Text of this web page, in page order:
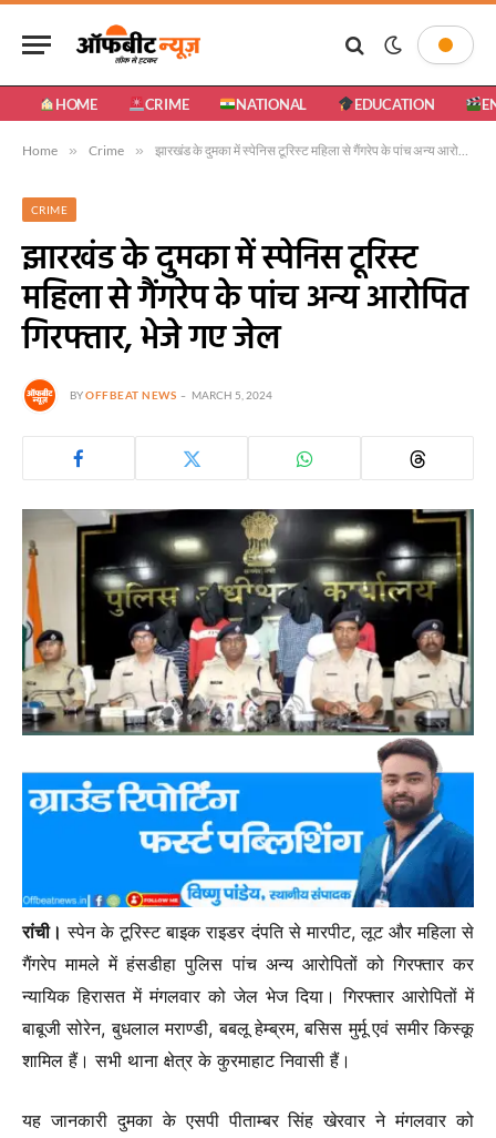
HOME CRIME NATIONAL EDUCATION
Home » Crime » झारखंड के दुमका में स्पेनिस टूरिस्ट महिला से गैंगरेप के पांच अन्य आरोपित गिरफ्तार, भेजे गए जेल
CRIME
झारखंड के दुमका में स्पेनिस टूरिस्ट
महिला से गैंगरेप के पांच अन्य आरोपित
गिरफ्तार, भेजे गए जेल
BYOFFBEAT NEWS MARCH 5, 2024
रांची। स्पेन के टूरिस्ट बाइक राइडर दंपति से मारपीट, लूट और महिला से
गैंगरेप मामले में हंसडीहा पुलिस पांच अन्य आरोपितों को गिरफ्तार कर
न्यायिक हिरासत में मंगलवार को जेल भेज दिया। गिरफ्तार आरोपितों में
बाबूजी सोरेन, बुधलाल मराण्डी, बबलू हेम्ब्रम, बसिस मुर्मू एवं समीर किस्कू
शामिल हैं। सभी थाना क्षेत्र के कुरमाहाट निवासी हैं।
यह जानकारी दुमका के एसपी पीताम्बर सिंह खेरवार ने मंगलवार को